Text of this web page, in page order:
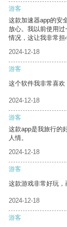
游客
这款加速器app的安
放心。我以前使用
情况，这让我非常担
2024-12-18
游客
这个软件我非常喜欢
2024-12-18
游客
这款app是我旅行的
人情。
2024-12-18
游客
这款游戏非常好玩，
2024-12-18
游客